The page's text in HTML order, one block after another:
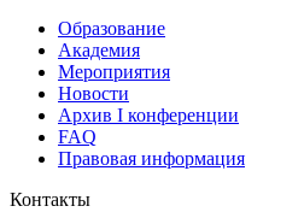
Образование
Академия
Мероприятия
Новости
Архив I конференции
FAQ
Правовая информация
Контакты